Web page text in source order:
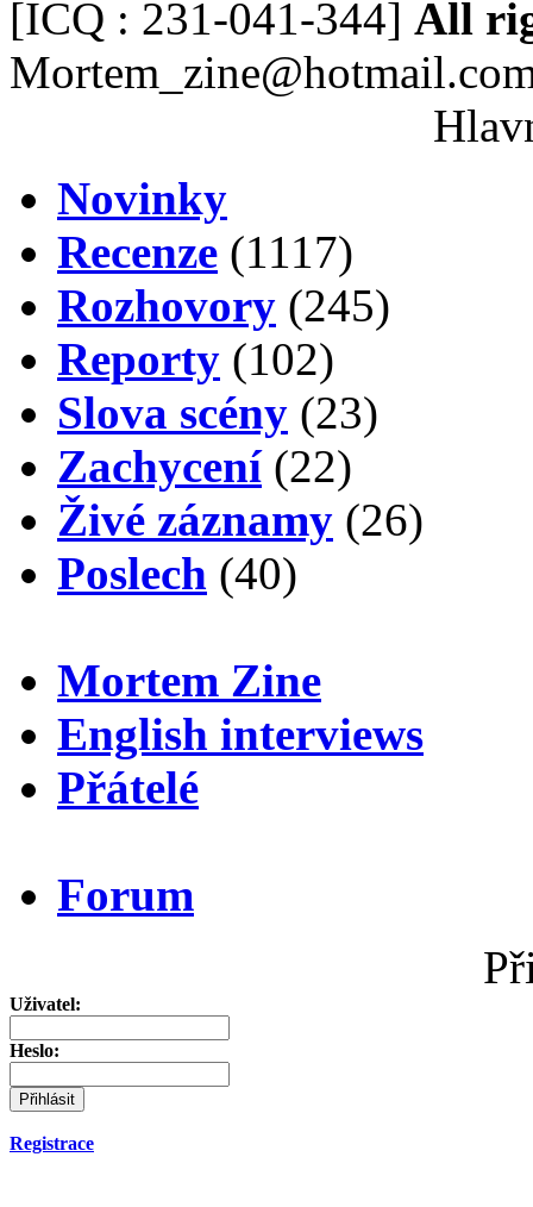
[ICQ : 231-041-344] All
Novinky
Recenze (1117)
Rozhovory (245)
Reporty (102)
Slova scény (23)
Zachycení (22)
Živé záznamy (26)
Poslech (40)
Mortem Zine
English interviews
Přátelé
Forum
Uživatel:
Heslo:
Registrace